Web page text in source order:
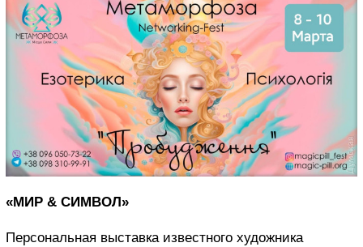
«МИР & СИМВОЛ»
Персональная выставка известного художника